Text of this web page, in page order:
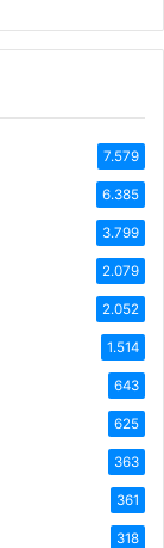
7.579
6.385
3.799
2.079
2.052
1.514
643
625
363
361
318